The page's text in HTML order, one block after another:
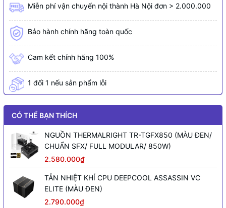
Miễn phí vận chuyển nội thành Hà Nội đơn > 2.000.000
Bảo hành chính hãng toàn quốc
Cam kết chính hãng 100%
1 đổi 1 nếu sản phẩm lỗi
CÓ THỂ BẠN THÍCH
NGUỒN THERMALRIGHT TR-TGFX850 (MÀU ĐEN/
CHUẨN SFX/ FULL MODULAR/ 850W)
2.580.000₫
TẢN NHIỆT KHÍ CPU DEEPCOOL ASSASSIN VC
ELITE (MÀU ĐEN)
2.790.000₫